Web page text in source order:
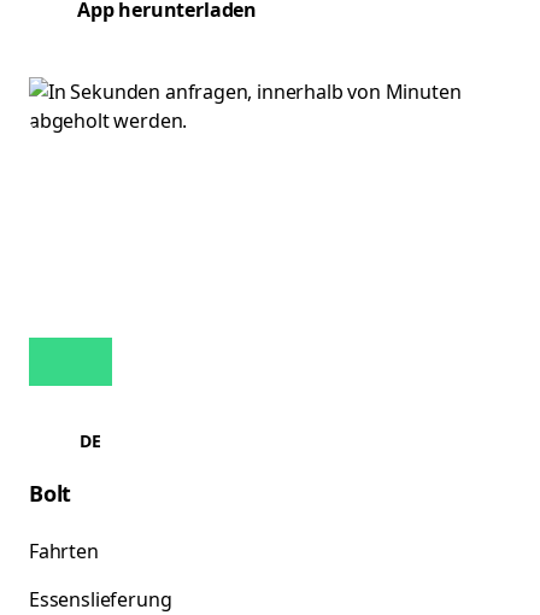
App herunterladen
DE
Bolt
Fahrten
Essenslieferung